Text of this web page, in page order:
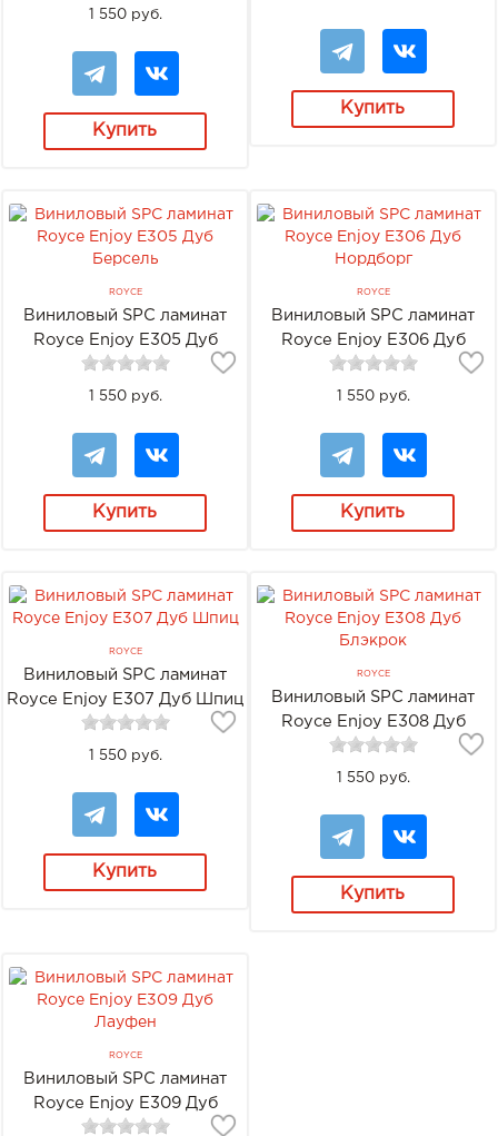
1 550 руб.
Купить
Купить
ROYCE
Виниловый SPC ламинат
Royce Enjoy Е305 Дуб
Берсель
1 550 руб.
Купить
ROYCE
Виниловый SPC ламинат
Royce Enjoy Е306 Дуб
Нордборг
1 550 руб.
Купить
ROYCE
Виниловый SPC ламинат
Royce Enjoy Е307 Дуб Шпиц
1 550 руб.
Купить
ROYCE
Виниловый SPC ламинат
Royce Enjoy Е308 Дуб
Блэкрок
1 550 руб.
Купить
ROYCE
Виниловый SPC ламинат
Royce Enjoy Е309 Дуб
Лауфен